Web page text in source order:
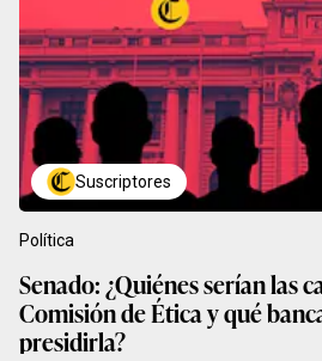
Suscriptores
Política
Senado: ¿Quiénes serían las
Comisión de Ética y qué
presidirla?